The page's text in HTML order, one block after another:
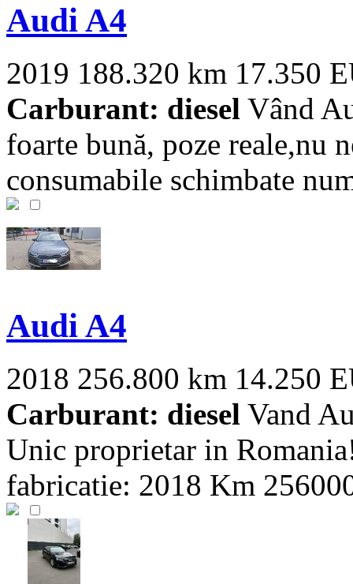
Audi A4
2019 188.320 km 17.350
Carburant: diesel Vând
foarte bună, poze reale,nu
consumabile schimbate
Audi A4
2018 256.800 km 14.250
Carburant: diesel Vand
Unic proprietar in
fabricatie: 2018 Km